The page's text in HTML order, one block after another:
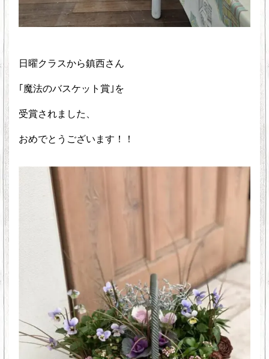
日曜クラスから鎮西さん
｢魔法のバスケット賞｣を
受賞されました、
おめでとうございます！！